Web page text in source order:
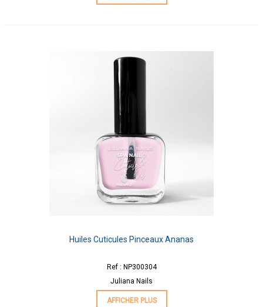
Huiles Cuticules Pinceaux Ananas
Ref : NP300304
Juliana Nails
AFFICHER PLUS